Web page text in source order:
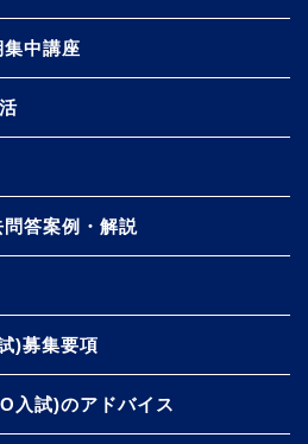
中講座
答案例・解説
)募集要項
入試)のアドバイス